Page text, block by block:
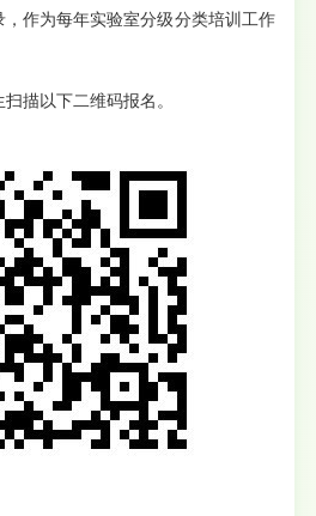
作为每年实验室分级分类培训工作
描以下二维码报名。